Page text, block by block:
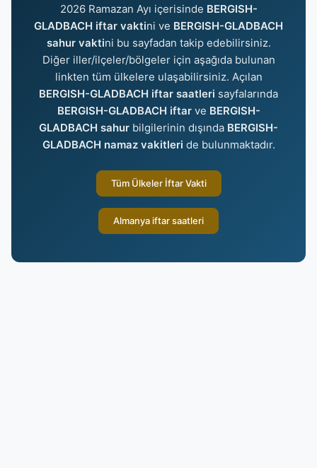
2026 Ramazan Ayı içerisinde BERGISH-
GLADBACH iftar vaktini ve BERGISH-GLADBACH
sahur vaktini bu sayfadan takip edebilirsiniz.
Diğer iller/ilçeler/bölgeler için aşağıda bulunan
linkten tüm ülkelere ulaşabilirsiniz. Açılan
BERGISH-GLADBACH iftar saatleri sayfalarında
BERGISH-GLADBACH iftarve BERGISH-
GLADBACH sahur bilgilerinin dışında BERGISH-
GLADBACH namaz vakitleri de bulunmaktadır.
Tüm Ülkeler İftar Vakti
Almanya iftar saatleri